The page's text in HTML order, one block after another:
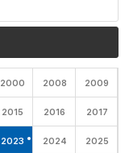
2000 2008 2009
2015 2016 2017
2023 2024 2025